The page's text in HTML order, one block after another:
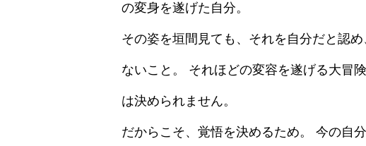
の変身を遂げた自分。
その姿を垣間見ても、それを自分だと認
ないこと。 それほどの変容を遂げる大冒
は決められません。
だからこそ、覚悟を決めるため。 今の自